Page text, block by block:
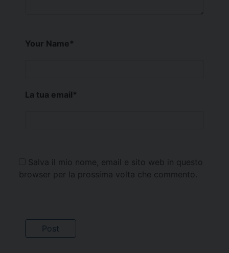
Your Name*
La tua email*
Salva il mio nome, email e sito web in questo
browser per la prossima volta che commento.